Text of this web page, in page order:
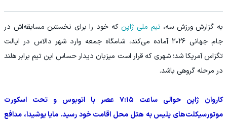
به گزارش ورزش سه،تیم ملی ژاپن که خود را برای نخستین مسابقه‌اش در
جام جهانی ۲۰۲۶ آماده می‌کند، شامگاه جمعه وارد شهر دالاس در ایالت
تگزاس آمریکا شد؛ شهری که قرار است میزبان دیدار حساس این تیم برابر هلند
در مرحله گروهی باشد.
کاروان ژاپن حوالی ساعت ۷:۱۵ عصر با اتوبوس و تحت اسکورت
موتورسیکلت‌های پلیس به هتل محل اقامت خود رسید. مایا یوشیدا، مدافع